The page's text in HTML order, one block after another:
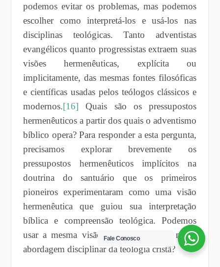
podemos evitar os problemas, mas podemos
escolher como interpretá-los e usá-los nas
disciplinas teológicas. Tanto adventistas
evangélicos quanto progressistas extraem suas
visões hermenêuticas, explícita ou
implicitamente, das mesmas fontes filosóficas
e científicas usadas pelos teólogos clássicos e
modernos.[16] Quais são os pressupostos
hermenêuticos a partir dos quais o adventismo
bíblico opera? Para responder a esta pergunta,
precisamos explorar brevemente os
pressupostos hermenêuticos implícitos na
doutrina do santuário que os primeiros
pioneiros experimentaram como uma visão
hermenêutica que guiou sua interpretação
bíblica e compreensão teológica. Podemos
usar a mesma visão hermenêutica em nossa
abordagem disciplinar da teologia cristã?
Fale Conosco